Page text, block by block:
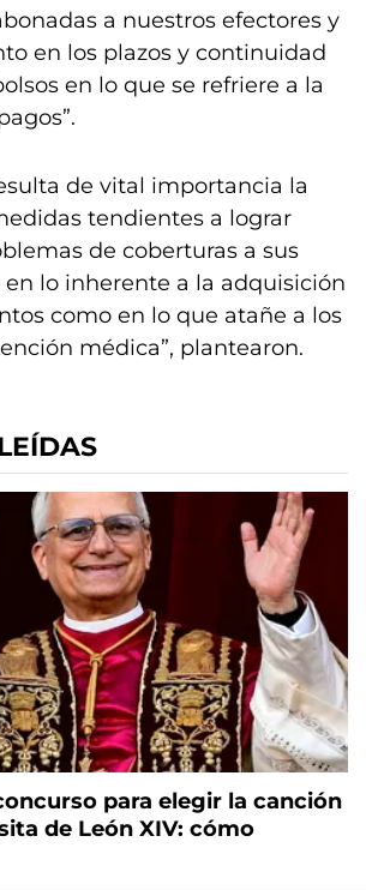
a nuestros efectores y
en los plazos y continuidad
en lo que se refriere a la
de vital importancia la
tendientes a lograr
de coberturas a sus
lo inherente a la adquisición
como en lo que atañe a los
médica”, plantearon.
para elegir la canción
de León XIV: cómo